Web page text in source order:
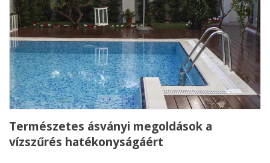
Természetes ásványi megoldások a
vízszűrés hatékonyságáért